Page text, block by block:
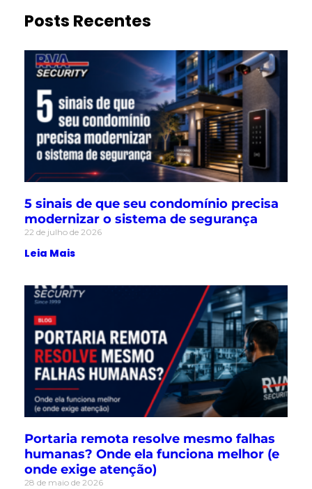
Posts Recentes
5 sinais de que seu condomínio precisa
modernizar o sistema de segurança
22 de julho de 2026
Leia Mais
Portaria remota resolve mesmo falhas
humanas? Onde ela funciona melhor (e
onde exige atenção)
28 de maio de 2026